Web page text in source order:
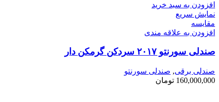
افزودن به سبد خرید
نمایش سریع
مقايسه
افزودن به علاقه مندی
صندلی سورنتو ۲۰۱۷ سردکن گرمکن دار
صندلی برقی, صندلی سورنتو
160,000,000 تومان